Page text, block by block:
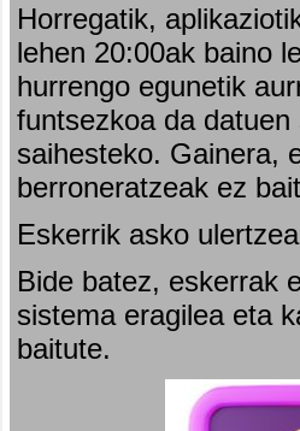
Horregatik,
lehen 20:00ak baino
hurrengo egunetik
funtsezkoa da
saihesteko. Gainera,
berroneratzeak ez
Eskerrik asko
Bide batez, eskerrak
sistema eragilea eta
baitute.